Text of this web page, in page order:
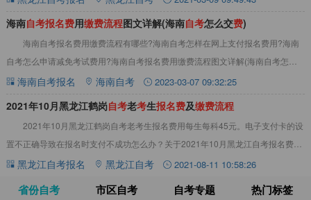
海南自考报名费用缴费流程图文详解(海南自考怎么交费)
海南自考报名费用缴费流程有哪些?海南自考怎样在网上支付报名费用?海南
自考怎么申请减免考试费用?海南自考报名费用缴费流程图文详解(海南自考怎么
交费)点击查看：（1）自考网课&nbsp
海南自考报名 海南自考 2023-03-07 09:32:25
2021年10月黑龙江鹤岗自考老考生报名费及缴费流程
2021年10月黑龙江鹤岗自考老考生报名费用每生每科45元。电子支付卡的设
置不正确导致在报名时支付不成功怎么办？关于2021年10月黑龙江自考报名费用
及相关注意事项，详情见下文：2
黑龙江自考报名 黑龙江自考 2021-08-11 10:58:26
省份自考 市区自考 自考专题 热门标签